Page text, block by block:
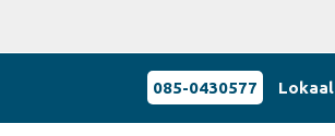
085-0430577 Lokaal